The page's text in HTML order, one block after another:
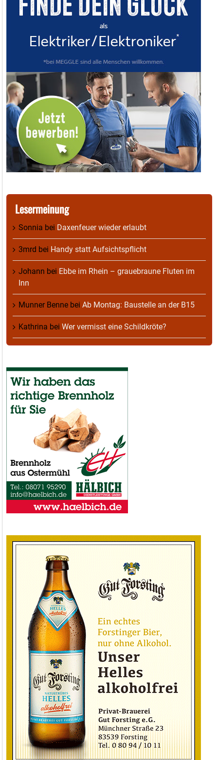
Lesermeinung
Sonnia bei Daxenfeuer wieder erlaubt
3mrd bei Handy statt Aufsichtspflicht
Johann bei Ebbe im Rhein – grauebraune Fluten im
Inn
Munner Benne bei Ab Montag: Baustelle an der B15
Kathrina bei Wer vermisst eine Schildkröte?